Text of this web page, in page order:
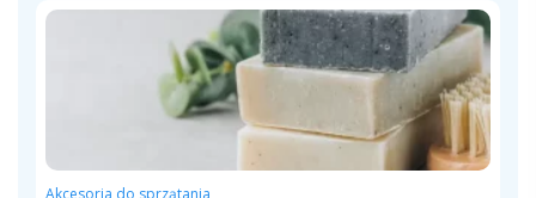
Akcesoria do sprzątania